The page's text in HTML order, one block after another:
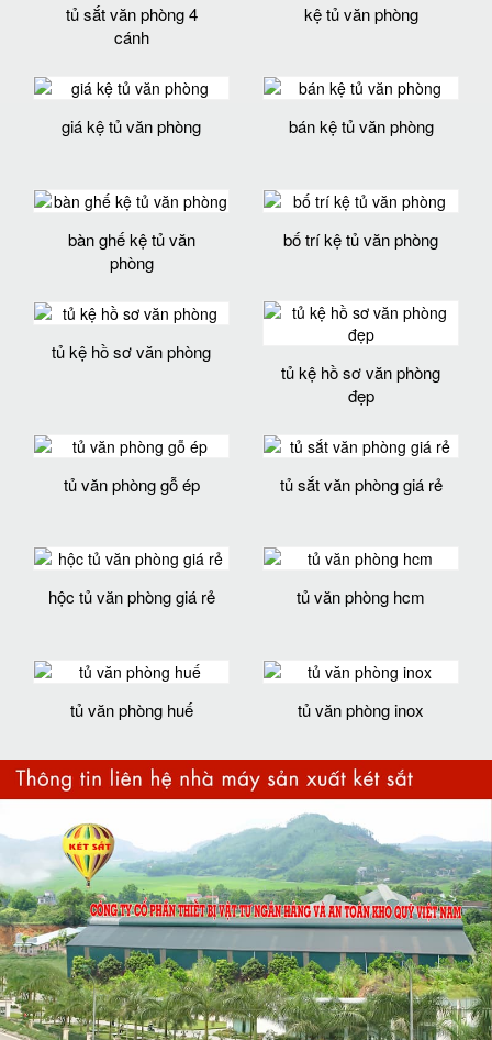
tủ sắt văn phòng 4
cánh
kệ tủ văn phòng
giá kệ tủ văn phòng bán kệ tủ văn phòng
bàn ghế kệ tủ văn
phòng
bố trí kệ tủ văn phòng
tủ kệ hồ sơ văn phòng
tủ kệ hồ sơ văn phòng
đẹp
tủ văn phòng gỗ ép tủ sắt văn phòng giá rẻ
hộc tủ văn phòng giá rẻ tủ văn phòng hcm
tủ văn phòng huế tủ văn phòng inox